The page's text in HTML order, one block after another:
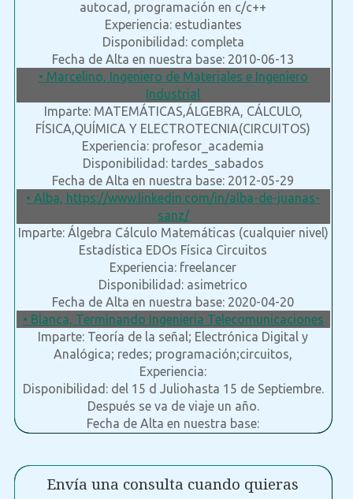
autocad, programación en c/c++
Experiencia: estudiantes
Disponibilidad: completa
Fecha de Alta en nuestra base: 2010-06-13
• Marcelino, Ingeniero de Materiales e Ingeniero
Industrial
Imparte: MATEMÁTICAS,ÁLGEBRA, CÁLCULO,
FÍSICA,QUÍMICA Y ELECTROTECNIA(CIRCUITOS)
Experiencia: profesor_academia
Disponibilidad: tardes_sabados
Fecha de Alta en nuestra base: 2012-05-29
• Alba, https://www.linkedin.com/in/alba-de-juanas-
sanz/
Imparte: Álgebra Cálculo Matemáticas (cualquier nivel)
Estadística EDOs Física Circuitos
Experiencia: freelancer
Disponibilidad: asimetrico
Fecha de Alta en nuestra base: 2020-04-20
• Blanca, Terminando Ingeniería Telecomunicaciones
Imparte: Teoría de la señal; Electrónica Digital y
Analógica; redes; programación;circuitos,
Experiencia:
Disponibilidad: del 15 d Juliohasta 15 de Septiembre.
Después se va de viaje un año.
Fecha de Alta en nuestra base:
Envía una consulta cuando quieras